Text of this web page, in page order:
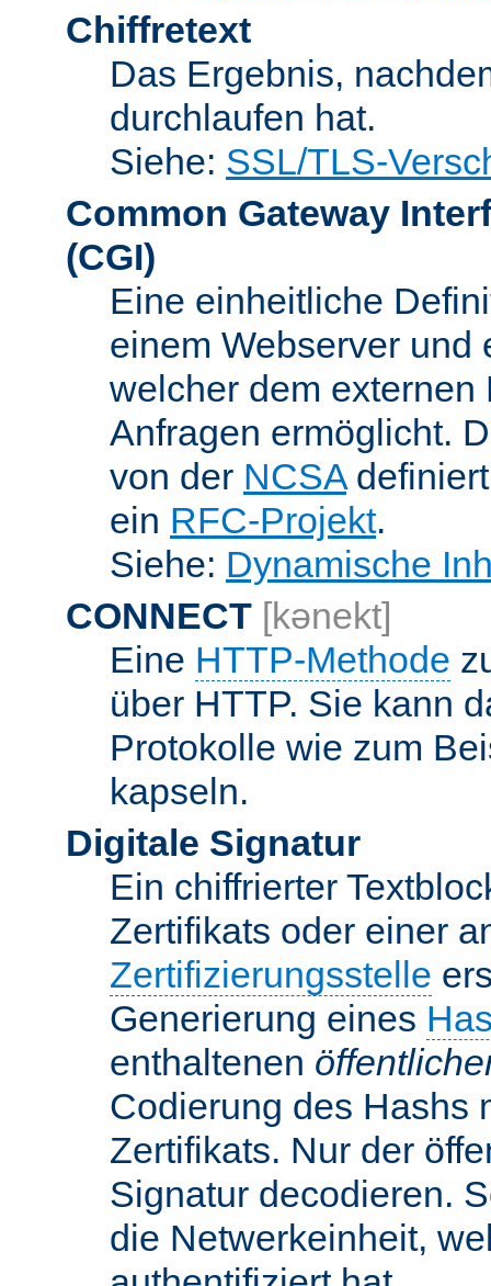
Chiffretext
Das Ergebnis,
durchlaufen hat.
Siehe: SSL/TLS-
Common Gateway
(CGI)
Eine einheitliche
einem Webserver und
welcher dem
Anfragen ermöglicht.
von der NCSA
ein RFC-Projekt.
Siehe: Dynamische
CONNECT [kənekt]
Eine HTTP-Methode
über HTTP. Sie kann
Protokolle wie zum
kapseln.
Digitale Signatur
Ein chiffrierter
Zertifikats oder einer
Zertifizierungsstelle
Generierung eines
enthaltenen
Codierung des Hashs
Zertifikats. Nur der
Signatur decodieren.
die Netwerkeinheit,